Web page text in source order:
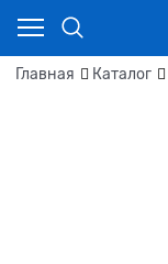
Главная Каталог